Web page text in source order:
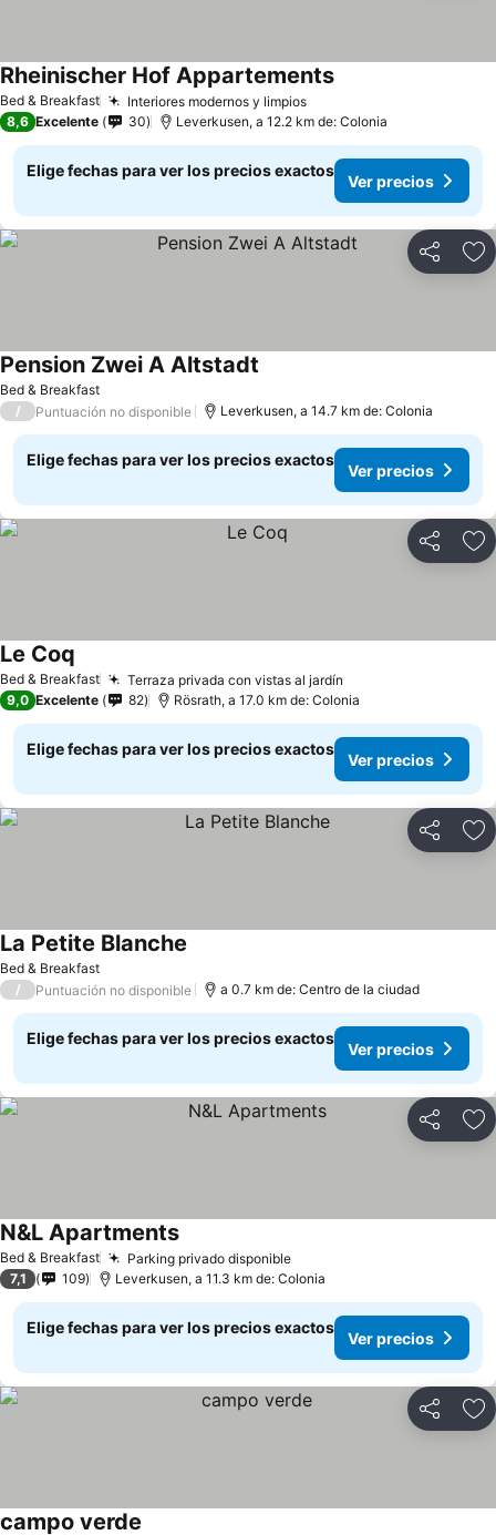
Bed & Breakfast Interiores modernos y limpiosVer precios
Rheinischer Hof AppartementsVer precios
8,6 Excelente 30 Leverkusen, a 12.2 km de: Colonia
Elige fechas para ver los precios exactos
Ver precios
Compartir
Bed & Breakfast
Pension Zwei A Altstadt
/ Puntuación no disponible Leverkusen, a 14.7 km de: Colonia
Elige fechas para ver los precios exactos
Ver precios
Compartir
Bed & Breakfast Terraza privada con vistas al jardín
Le Coq
9,0 Excelente 82 Rösrath, a 17.0 km de: Colonia
Elige fechas para ver los precios exactos
Ver precios
Compartir
Bed & Breakfast
La Petite Blanche
/ Puntuación no disponible a 0.7 km de: Centro de la ciudad
Elige fechas para ver los precios exactos
Ver precios
Compartir
Bed & Breakfast Parking privado disponibleVer precios
N&L ApartmentsVer precios
7,1 109 Leverkusen, a 11.3 km de: Colonia
Elige fechas para ver los precios exactos
Ver precios
Compartir
campo verde